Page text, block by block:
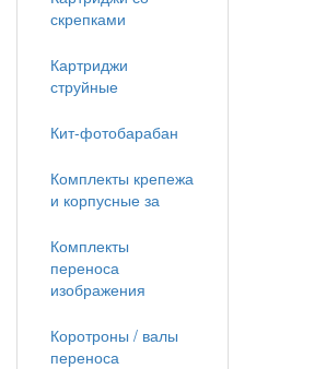
скрепками
Картриджи
струйные
Кит-фотобарабан
Комплекты крепежа
и корпусные за
Комплекты
переноса
изображения
Коротроны / валы
переноса